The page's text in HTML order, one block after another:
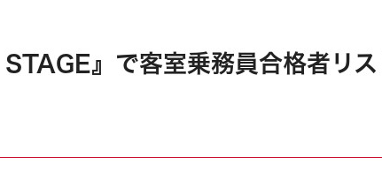
STAGE』で客室乗務員合格者リ